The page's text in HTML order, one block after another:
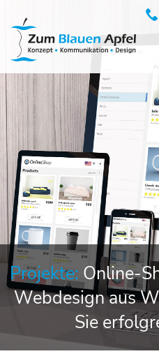
Projekte: Online-
Webdesign aus
Sie